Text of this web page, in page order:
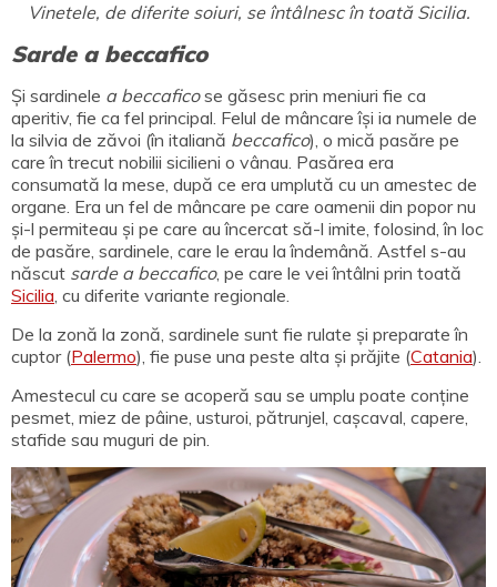
Vinetele, de diferite soiuri, se întâlnesc în toată Sicilia.
Sarde a beccafico
Și sardinele a beccaficose găsesc prin meniuri fie ca
aperitiv, fie ca fel principal. Felul de mâncare își ia numele de
la silvia de zăvoi (în italiană beccafico), o mică pasăre pe
care în trecut nobilii sicilieni o vânau. Pasărea era
consumată la mese, după ce era umplută cu un amestec de
organe. Era un fel de mâncare pe care oamenii din popor nu
și-l permiteau și pe care au încercat să-l imite, folosind, în loc
de pasăre, sardinele, care le erau la îndemână. Astfel s-au
născut sarde a beccafico, pe care le vei întâlni prin toată
Sicilia, cu diferite variante regionale.
De la zonă la zonă, sardinele sunt fie rulate și preparate în
cuptor (Palermo), fie puse una peste alta și prăjite (Catania).
Amestecul cu care se acoperă sau se umplu poate conține
pesmet, miez de pâine, usturoi, pătrunjel, cașcaval, capere,
stafide sau muguri de pin.